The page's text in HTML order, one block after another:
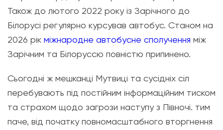
Також до лютого 2022 року із Зарічного до
Білорусі регулярно курсував автобус. Станом на
2026 рік міжнародне автобусне сполучення між
Зарічним та Білоруссю повністю припинено.
Сьогодні ж мешканці Мутвиці та сусідніх сіл
перебувають під постійним інформаційним тиском
та страхом щодо загрози наступу з Півночі. тим
паче, від початку повномасштабного вторгнення